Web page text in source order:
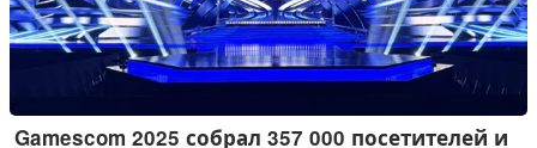
Gamescom 2025 собрал 357 000 посетителей и